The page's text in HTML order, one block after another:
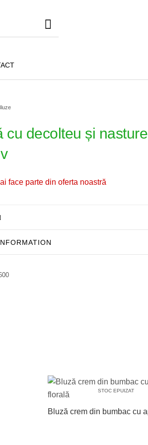
cu decolteu și nasture
face parte din oferta noastră
STOC EPUIZAT